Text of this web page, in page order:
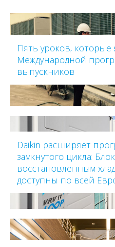
Пять уроков, которые
Международной
выпускников
Daikin расширяет
замкнутого цикла:
восстановленным
доступны по всей